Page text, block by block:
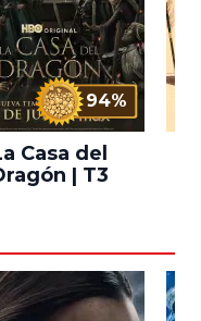
94%
Casa del
| T3